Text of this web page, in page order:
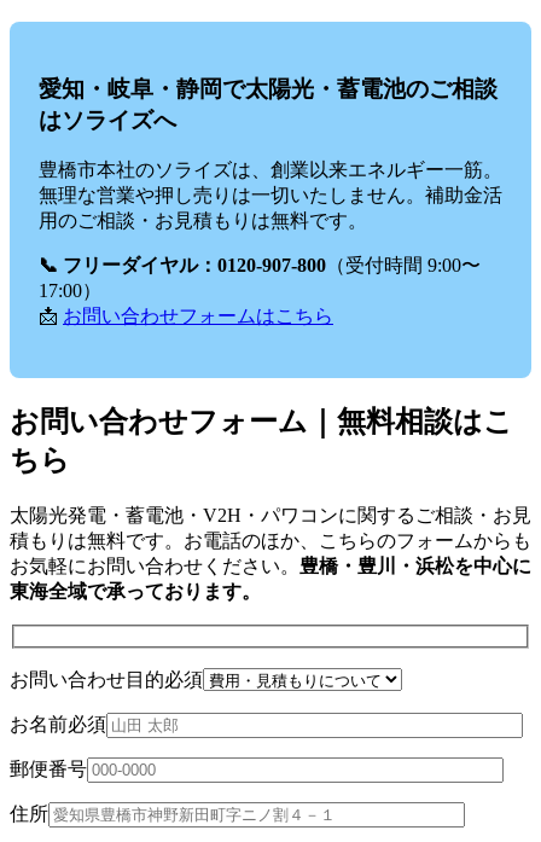
愛知・岐阜・静岡で太陽光・蓄電池のご相談
はソライズへ
豊橋市本社のソライズは、創業以来エネルギー一筋。
無理な営業や押し売りは一切いたしません。補助金活
用のご相談・お見積もりは無料です。
📞 フリーダイヤル：0120-907-800 （受付時間 9:00〜
17:00）
📩 お問い合わせフォームはこちら
お問い合わせフォーム｜無料相談はこ
ちら
太陽光発電・蓄電池・V2H・パワコンに関するご相談・お見
積もりは無料です。お電話のほか、こちらのフォームからも
お気軽にお問い合わせください。 豊橋・豊川・浜松を中心に
東海全域で承っております。
お問い合わせ目的必須
お名前必須
郵便番号
住所